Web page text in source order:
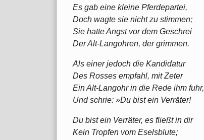
Es gab eine kleine Pferdepartei,
Doch wagte sie nicht zu stimmen;
Sie hatte Angst vor dem Geschrei
Der Alt-Langohren, der grimmen.
Als einer jedoch die Kandidatur
Des Rosses empfahl, mit Zeter
Ein Alt-Langohr in die Rede ihm fuhr,
Und schrie: »Du bist ein Verräter!
Du bist ein Verräter, es fließt in dir
Kein Tropfen vom Eselsblute;